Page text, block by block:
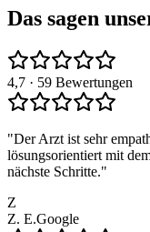
Das sagen
4,7 · 59 Bewertungen
"Der Arzt ist sehr
lösungsorientiert mit
nächste Schritte."
Z
Z. E.Google